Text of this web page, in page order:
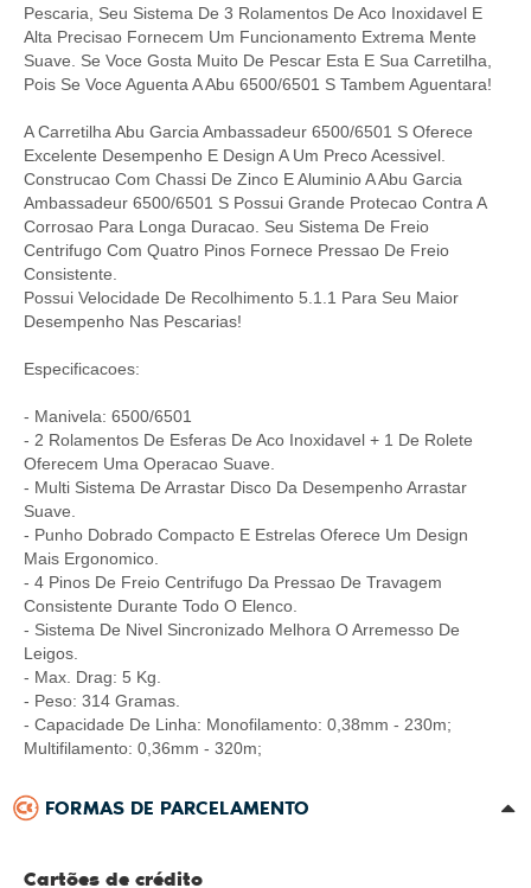
Pescaria, Seu Sistema De 3 Rolamentos De Aco Inoxidavel E
Alta Precisao Fornecem Um Funcionamento Extrema Mente
Suave. Se Voce Gosta Muito De Pescar Esta E Sua Carretilha,
Pois Se Voce Aguenta A Abu 6500/6501 S Tambem Aguentara!
A Carretilha Abu Garcia Ambassadeur 6500/6501 S Oferece
Excelente Desempenho E Design A Um Preco Acessivel.
Construcao Com Chassi De Zinco E Aluminio A Abu Garcia
Ambassadeur 6500/6501 S Possui Grande Protecao Contra A
Corrosao Para Longa Duracao. Seu Sistema De Freio
Centrifugo Com Quatro Pinos Fornece Pressao De Freio
Consistente.
Possui Velocidade De Recolhimento 5.1.1 Para Seu Maior
Desempenho Nas Pescarias!
Especificacoes:
- Manivela: 6500/6501
- 2 Rolamentos De Esferas De Aco Inoxidavel + 1 De Rolete
Oferecem Uma Operacao Suave.
- Multi Sistema De Arrastar Disco Da Desempenho Arrastar
Suave.
- Punho Dobrado Compacto E Estrelas Oferece Um Design
Mais Ergonomico.
- 4 Pinos De Freio Centrifugo Da Pressao De Travagem
Consistente Durante Todo O Elenco.
- Sistema De Nivel Sincronizado Melhora O Arremesso De
Leigos.
- Max. Drag: 5 Kg.
- Peso: 314 Gramas.
- Capacidade De Linha: Monofilamento: 0,38mm - 230m;
Multifilamento: 0,36mm - 320m;
FORMAS DE PARCELAMENTO
Cartões de crédito